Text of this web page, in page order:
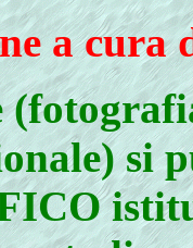
a cura
si